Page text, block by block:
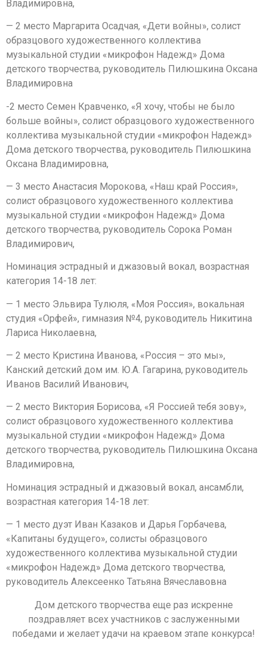
Владимировна,
— 2 место Маргарита Осадчая, «Дети войны», солист
образцового художественного коллектива
музыкальной студии «микрофон Надежд» Дома
детского творчества, руководитель Пилюшкина Оксана
Владимировна
-2 место Семен Кравченко, «Я хочу, чтобы не было
больше войны», солист образцового художественного
коллектива музыкальной студии «микрофон Надежд»
Дома детского творчества, руководитель Пилюшкина
Оксана Владимировна,
— 3 место Анастасия Морокова, «Наш край Россия»,
солист образцового художественного коллектива
музыкальной студии «микрофон Надежд» Дома
детского творчества, руководитель Сорока Роман
Владимирович,
Номинация эстрадный и джазовый вокал, возрастная
категория 14-18 лет:
— 1 место Эльвира Тулюля, «Моя Россия», вокальная
студия «Орфей», гимназия №4, руководитель Никитина
Лариса Николаевна,
— 2 место Кристина Иванова, «Россия – это мы»,
Канский детский дом им. Ю.А. Гагарина, руководитель
Иванов Василий Иванович,
— 2 место Виктория Борисова, «Я Россией тебя зову»,
солист образцового художественного коллектива
музыкальной студии «микрофон Надежд» Дома
детского творчества, руководитель Пилюшкина Оксана
Владимировна,
Номинация эстрадный и джазовый вокал, ансамбли,
возрастная категория 14-18 лет:
— 1 место дуэт Иван Казаков и Дарья Горбачева,
«Капитаны будущего», солисты образцового
художественного коллектива музыкальной студии
«микрофон Надежд» Дома детского творчества,
руководитель Алексеенко Татьяна Вячеславовна
Дом детского творчества еще раз искренне
поздравляет всех участников с заслуженными
победами и желает удачи на краевом этапе конкурса!